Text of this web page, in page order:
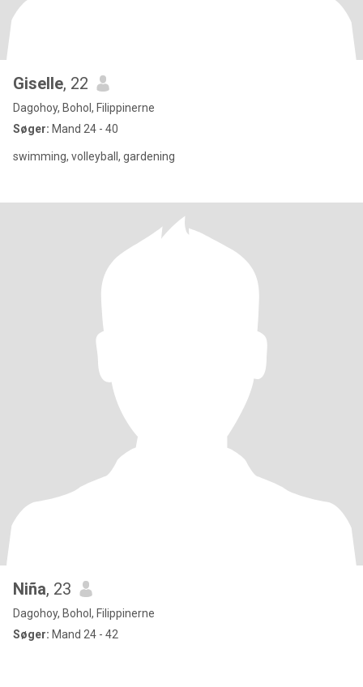
Giselle, 22
Dagohoy, Bohol, Filippinerne
Søger: Mand 24 - 40
swimming, volleyball, gardening
Niña, 23
Dagohoy, Bohol, Filippinerne
Søger: Mand 24 - 42